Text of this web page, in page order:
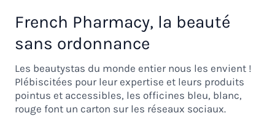
French Pharmacy, la beauté
sans ordonnance
Les beautystas du monde entier nous les envient !
Plébiscitées pour leur expertise et leurs produits
pointus et accessibles, les officines bleu, blanc,
rouge font un carton sur les réseaux sociaux.